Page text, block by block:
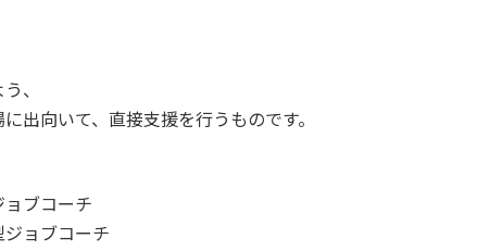
、
出向いて、直接支援を行うものです。
ブコーチ
ョブコーチ